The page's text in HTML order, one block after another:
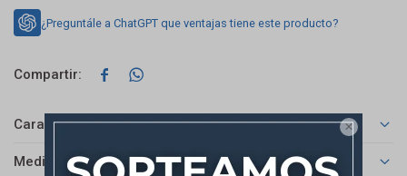

¿Preguntále a ChatGPT que ventajas tiene este producto?
 
Características
Medios de pago